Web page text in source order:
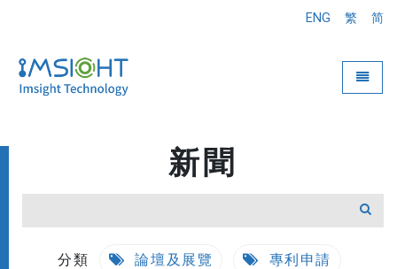
ENG 繁 简
新聞
分類 論壇及展覽 專利申請